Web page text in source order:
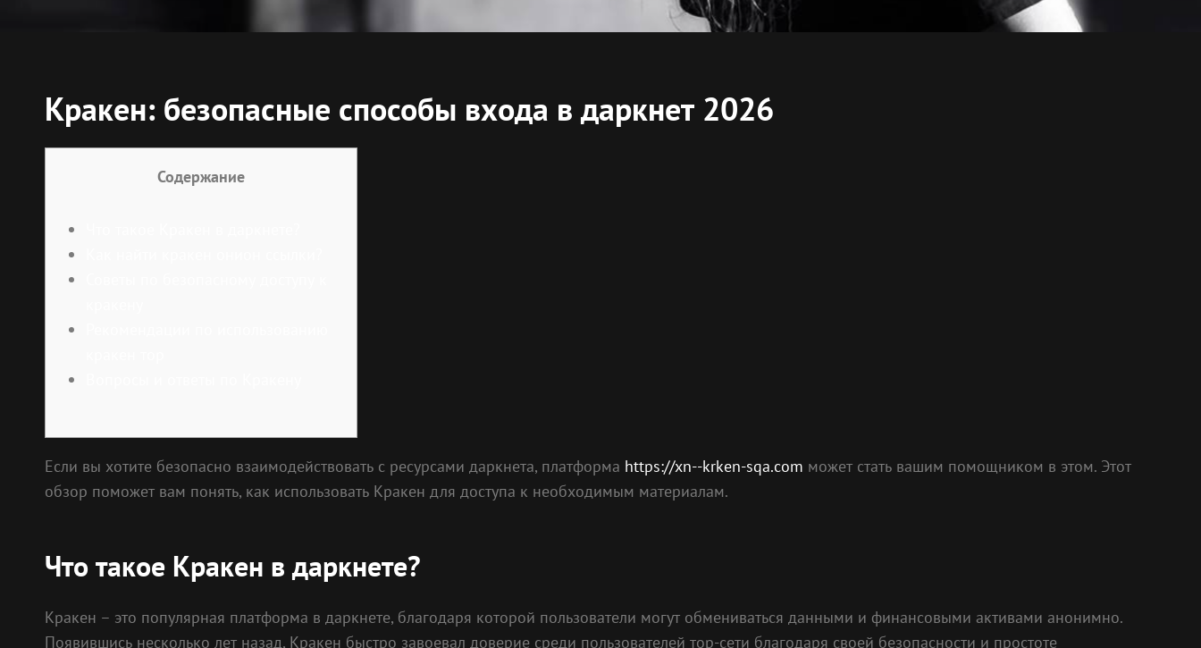
Кракен: безопасные способы входа в даркнет 2026
Содержание
Если вы хотите безопасно взаимодействовать с ресурсами даркнета, платформа https://xn--krken-sqa.com может стать вашим помощником в этом. Этот
обзор поможет вам понять, как использовать Кракен для доступа к необходимым материалам.
Что такое Кракен в даркнете?
Кракен – это популярная платформа в даркнете, благодаря которой пользователи могут обмениваться данными и финансовыми активами анонимно.
Появившись несколько лет назад, Кракен быстро завоевал доверие среди пользователей тор-сети благодаря своей безопасности и простоте